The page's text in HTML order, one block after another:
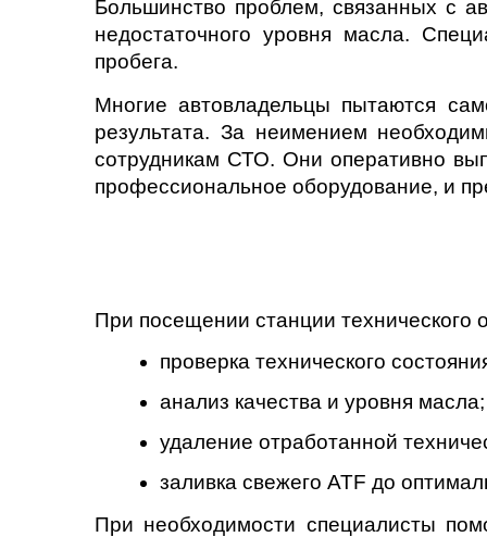
Большинство проблем, связанных с
недостаточного уровня масла.
пробега.
Многие автовладельцы пытаются
результата. За неимением
сотрудникам СТО. Они оперативно
профессиональное оборудование, и
При посещении станции
проверка технического
анализ качества и уровня масла;
удаление отработанной
заливка свежего ATF до
При необходимости специалисты